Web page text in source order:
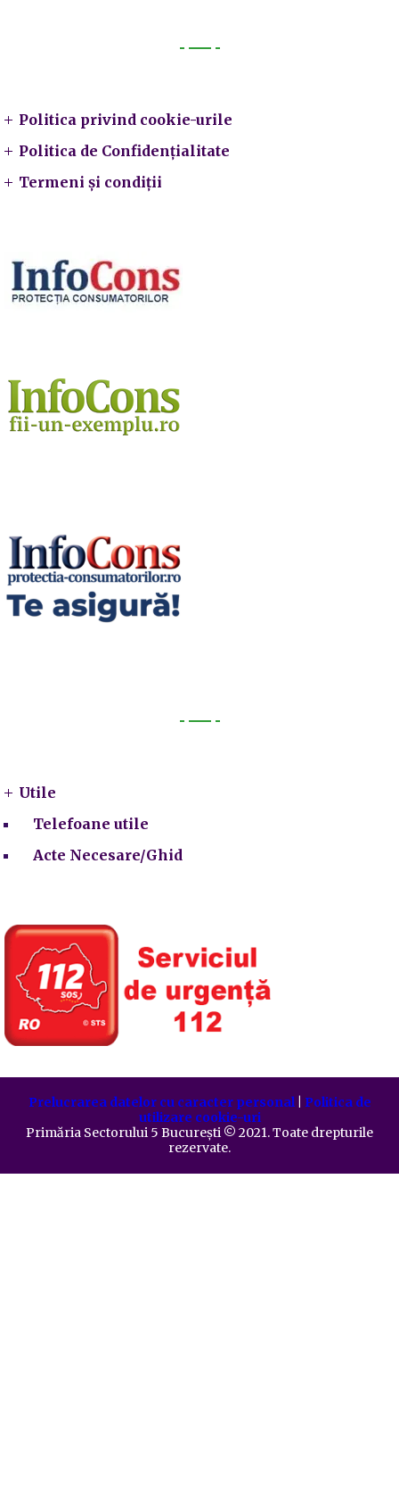
Politica privind cookie-urile
Politica de Confidențialitate
Termeni și condiții
Utile
Telefoane utile
Acte Necesare/Ghid
Prelucrarea datelor cu caracter personal| Politica de
utilizare cookie-uri
Primăria Sectorului 5 București ©️ 2021. Toate drepturile
rezervate.